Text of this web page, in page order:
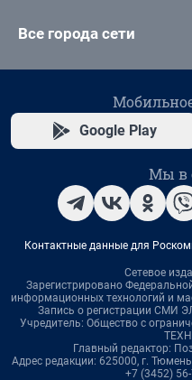
Все города сети
Google Play
Мы в
Контактные данные для
Сетевое
Зарегистрировано
информационных технологий и
Запись о регистрации СМИ
Учредитель: Общество с
Главный редактор:
Адрес редакции: 625000, г.
+7 (3452)